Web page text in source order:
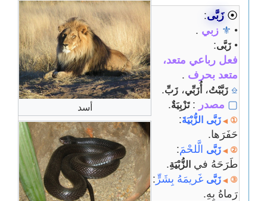
أسد
⦿ زَبَّى:
•
⚜ زبي .
• زَبَّى:
فعل رباعي متعد،
متعد بحرف .
⎒ زَبَّبْتُ، أُزَبِّي، زَبِّ.
▢ مصدر : تَزْبِيَةٌ.
①
◀ زَبَّى الزُّبْيَةَ:
حَفَرَها.
②
◀ زَبَّىالَّلحْمَ:
طَرَحَهُ في الزُّبْيَةِ.
③
◀ زَبَّىغَريمَهُ بِشَرٍّ:
رَماهُ بِهِ.